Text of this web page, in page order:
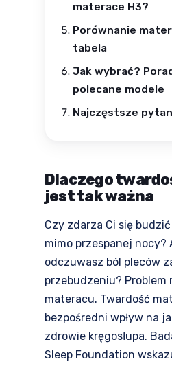
materace H3?
Porównanie
tabela
Jak wybrać?
polecane modele
Najczęstsze
Dlaczego
jest tak ważna
Czy zdarza Ci się
mimo przespanej nocy?
odczuwasz ból pleców
przebudzeniu? Problem
materacu. Twardość
bezpośredni wpływ na
zdrowie kręgosłupa.
Sleep Foundation